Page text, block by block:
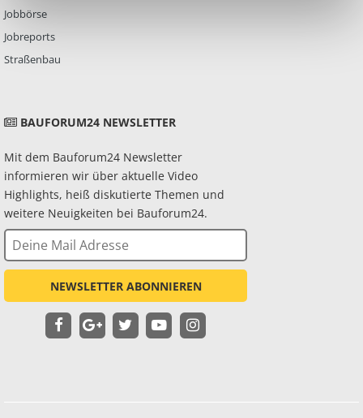
Jobbörse
Jobreports
Straßenbau
BAUFORUM24 NEWSLETTER
Mit dem Bauforum24 Newsletter
informieren wir über aktuelle Video
Highlights, heiß diskutierte Themen und
weitere Neuigkeiten bei Bauforum24.
NEWSLETTER ABONNIEREN